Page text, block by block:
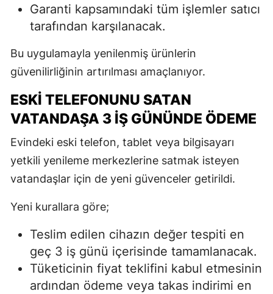
Garanti kapsamındaki tüm işlemler satıcı
tarafından karşılanacak.
Bu uygulamayla yenilenmiş ürünlerin
güvenilirliğinin artırılması amaçlanıyor.
ESKI TELEFONUNU SATAN
VATANDAŞA 3 İŞ GÜNÜNDE ÖDEME
Evindeki eski telefon, tablet veya bilgisayarı
yetkili yenileme merkezlerine satmak isteyen
vatandaşlar için de yeni güvenceler getirildi.
Yeni kurallara göre;
Teslim edilen cihazın değer tespiti en
geç 3 iş günü içerisinde tamamlanacak.
Tüketicinin fiyat teklifini kabul etmesinin
ardından ödeme veya takas indirimi en